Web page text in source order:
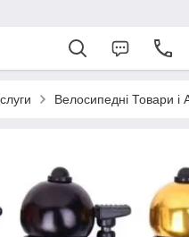
Велосипедні Товари і